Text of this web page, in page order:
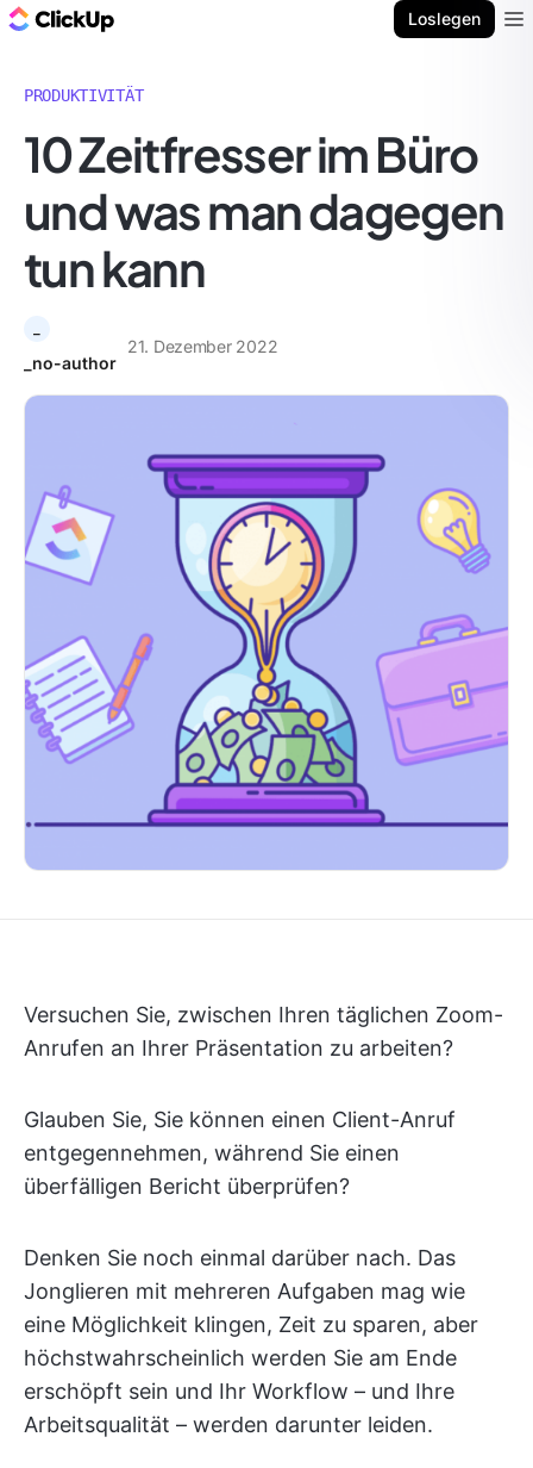
Loslegen
PRODUKTIVITÄT
10 Zeitfresser im Büro
und was man dagegen
tun kann
_no-author
21. Dezember 2022
Versuchen Sie, zwischen Ihren täglichen Zoom-
Anrufen an Ihrer Präsentation zu arbeiten?
Glauben Sie, Sie können einen Client-Anruf
entgegennehmen, während Sie einen
überfälligen Bericht überprüfen?
Denken Sie noch einmal darüber nach. Das
Jonglieren mit mehreren Aufgaben mag wie
eine Möglichkeit klingen, Zeit zu sparen, aber
höchstwahrscheinlich werden Sie am Ende
erschöpft sein und Ihr Workflow – und Ihre
Arbeitsqualität – werden darunter leiden.